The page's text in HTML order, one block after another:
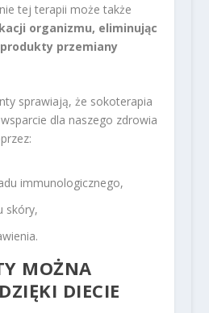
tej terapii może także
organizmu, eliminując
przemiany
sprawiają, że sokoterapia
dla naszego zdrowia
immunologicznego,
skóry,
MOŻNA
DIECIE